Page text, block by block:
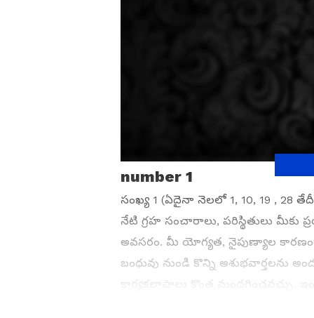
number 1
సంఖ్య 1 (ఏదైనా నెలలో 1, 10, 19 , 28
నేటి గ్రహ సంచారాలు, పరిస్థితులు మీకు
అవసరం. మీ యోగ్యత, నైపుణ్యాల
బంధువు నుండి కొన్ని అశుభవార్తలను
కార్యకలాపాలు కొంత మందగించవచ్చు.